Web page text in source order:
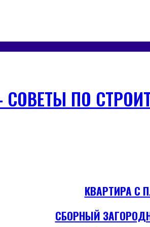
ПО
КВАРТИРА С
СБОРНЫЙ